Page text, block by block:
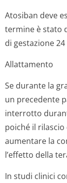
Atosiban deve
termine è stato
di gestazione 24
Allattamento
Se durante la
un precedente
interrotto
poiché il
aumentare la
l’effetto della
In studi clinici